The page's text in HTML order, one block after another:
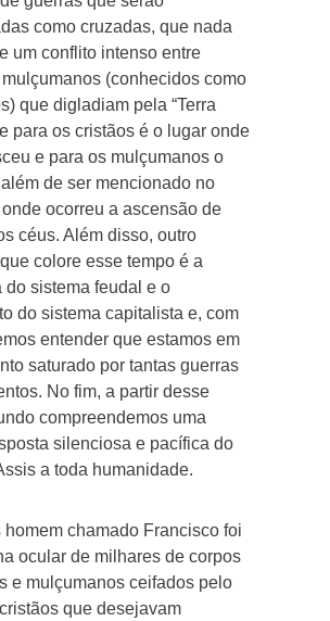
como cruzadas, que nada
um conflito intenso entre
(conhecidos como
que digladiam pela “Terra
para os cristãos é o lugar onde
e para os mulçumanos o
além de ser mencionado no
ocorreu a ascensão de
céus. Além disso, outro
colore esse tempo é a
do sistema feudal e o
do sistema capitalista e, com
entender que estamos em
saturado por tantas guerras
No fim, a partir desse
compreendemos uma
silenciosa e pacífica do
a toda humanidade.
homem chamado Francisco foi
ocular de milhares de corpos
e mulçumanos ceifados pelo
que desejavam